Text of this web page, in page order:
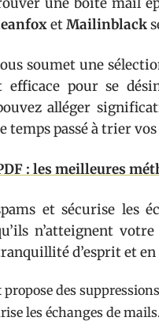
etMailinblack
soumet une
pour se
alléger
temps passé à trier
: les meilleures
et sécurise les
n’atteignent
d’esprit et
des
les échanges de mails.